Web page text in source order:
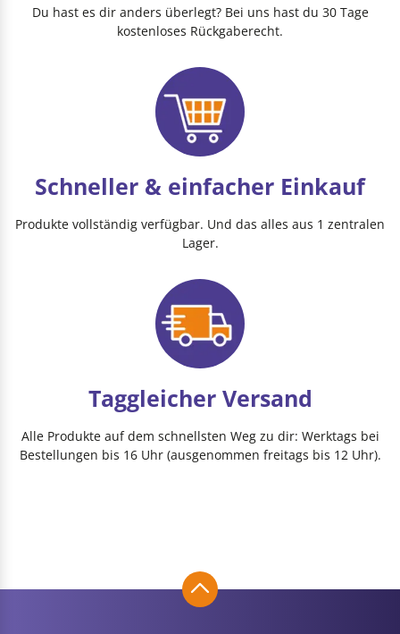
Du hast es dir anders überlegt? Bei uns hast du 30 Tage
kostenloses Rückgaberecht.
Schneller & einfacher Einkauf
Produkte vollständig verfügbar. Und das alles aus 1 zentralen
Lager.
Taggleicher Versand
Alle Produkte auf dem schnellsten Weg zu dir: Werktags bei
Bestellungen bis 16 Uhr (ausgenommen freitags bis 12 Uhr).